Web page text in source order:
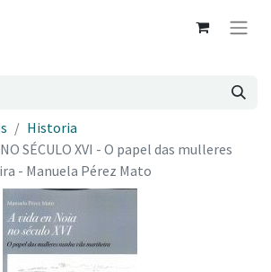
Historia
SÉCULO XVI - O papel das mulleres
- Manuela Pérez Mato